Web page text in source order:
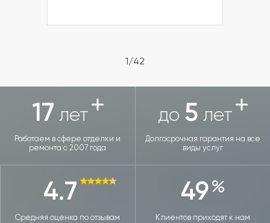
1/42
17 лет
Работаем в сфере отделки и
ремонта с 2007 года
до 5 лет
Долгосрочная гарантия на все
виды услуг
4.7
Средняя оценка по отзывам
49
Клиентов приходят к нам